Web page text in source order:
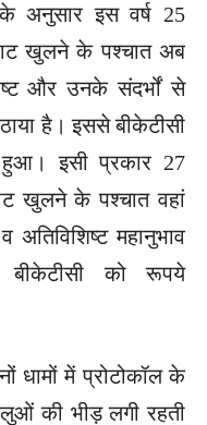
अनुसार इस वर्ष 25
खुलने के पश्चात अब
और उनके संदर्भों से
है। इससे बीकेटीसी
इसी प्रकार 27
खुलने के पश्चात वहां
महानुभाव
को रूपये
धामों में प्रोटोकॉल के
की भीड़ लगी रहती